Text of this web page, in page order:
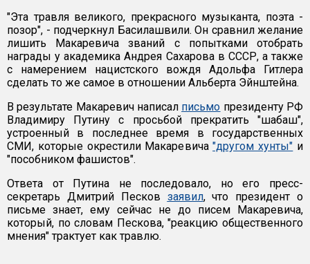
"Эта травля великого, прекрасного музыканта, поэта -
позор", - подчеркнул Басилашвили. Он сравнил желание
лишить Макаревича званий с попытками отобрать
награды у академика Андрея Сахарова в СССР, а также
с намерением нацистского вождя Адольфа Гитлера
сделать то же самое в отношении Альберта Эйнштейна.
В результате Макаревич написал письмо президенту РФ
Владимиру Путину с просьбой прекратить "шабаш",
устроенный в последнее время в государственных
СМИ, которые окрестили Макаревича"другом хунты" и
"пособником фашистов".
Ответа от Путина не последовало, но его пресс-
секретарь Дмитрий Песков заявил, что президент о
письме знает, ему сейчас не до писем Макаревича,
который, по словам Пескова, "реакцию общественного
мнения" трактует как травлю.